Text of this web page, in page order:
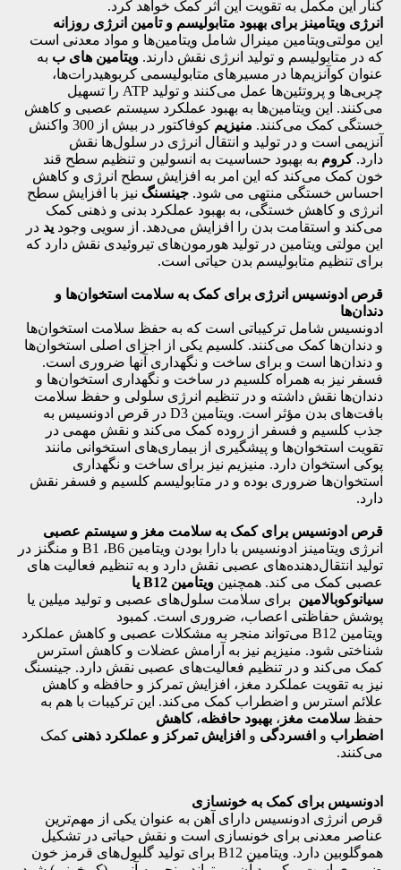
کنار این مکمل به تقویت این اثر کمک خواهد کرد.
انرژی ویتامینز برای بهبود متابولیسم و تامین انرژی روزانه
این مولتی‌ویتامین مینرال شامل ویتامین‌ها و مواد معدنی است
که در متابولیسم و تولید انرژی نقش دارند. ویتامین های ب به
عنوان کوآنزیم‌ها در مسیرهای متابولیسمی کربوهیدرات‌ها،
چربی‌ها و پروتئین‌ها عمل می‌کنند و تولید ATP را تسهیل
می‌کنند. این ویتامین‌ها به بهبود عملکرد سیستم عصبی و کاهش
خستگی کمک می‌کنند. منیزیم
کوفاکتور در بیش از 300 واکنش
آنزیمی است و در تولید و انتقال انرژی در سلول‌ها نقش
دارد.کروم به بهبود حساسیت به انسولین و تنظیم سطح قند
خون کمک می‌کند که این امر به افزایش سطح انرژی و کاهش
احساس خستگی منتهی می شود. جینسنگ نیز با افزایش سطح
انرژی و کاهش خستگی، به بهبود عملکرد بدنی و ذهنی کمک
می‌کند و استقامت بدن را افزایش می‌دهد. از سویی وجود ید در
این مولتی ویتامین در تولید هورمون‌های تیروئیدی نقش دارد که
برای تنظیم متابولیسم بدن حیاتی است.
قرص ادونسیس انرژی برای کمک به سلامت استخوان‌ها و
دندان‌ها
ادونسیس شامل ترکیباتی است که به حفظ سلامت استخوان‌ها
و دندان‌ها کمک می‌کنند. کلسیم یکی از اجزای اصلی استخوان‌ها
و دندان‌ها است و برای ساخت و نگهداری آنها ضروری است.
فسفر نیز به همراه کلسیم در ساخت و نگهداری استخوان‌ها و
دندان‌ها نقش داشته و در تنظیم انرژی سلولی و حفظ سلامت
بافت‌های بدن مؤثر است. ویتامین D3 در قرص ادونسیس به
جذب کلسیم و فسفر از روده کمک می‌کند و نقش مهمی در
تقویت استخوان‌ها و پیشگیری از بیماری‌های استخوانی مانند
پوکی استخوان دارد. منیزیم نیز برای ساخت و نگهداری
استخوان‌ها ضروری بوده و در متابولیسم کلسیم و فسفر نقش
دارد.
قرص ادونسیس برای کمک به سلامت مغز و سیستم عصبی
انرژی ویتامینز ادونسیس با دارا بودن ویتامین B1 ،B6 و منگنز در
تولید انتقال‌دهنده‌های عصبی نقش دارد و به تنظیم فعالیت های
عصبی کمک می کند. همچنین
ویتامین B12 یا
سیانوکوبالامین برای سلامت سلول‌های عصبی و تولید میلین یا
پوشش حفاظتی اعصاب، ضروری است. کمبود
ویتامین B12 می‌تواند منجر به مشکلات عصبی و کاهش عملکرد
شناختی شود. منیزیم نیز به آرامش عضلات و کاهش استرس
کمک می‌کند و در تنظیم فعالیت‌های عصبی نقش دارد. جینسنگ
نیز به تقویت عملکرد مغز، افزایش تمرکز و حافظه و کاهش
علائم استرس و اضطراب کمک می‌کند. این ترکیبات با هم به
حفظ سلامت مغز ، بهبود حافظه،کاهش
اضطراب و افسردگی و افزایش تمرکز و عملکرد ذهنی کمک
می‌کنند.
ادونسیس برای کمک به خونسازی
قرص انرژی ادونسیس دارای آهن به عنوان یکی از مهم‌ترین
عناصر معدنی برای خونسازی است و نقش حیاتی در تشکیل
هموگلوبین دارد. ویتامین B12 برای تولید گلبول‌های قرمز خون